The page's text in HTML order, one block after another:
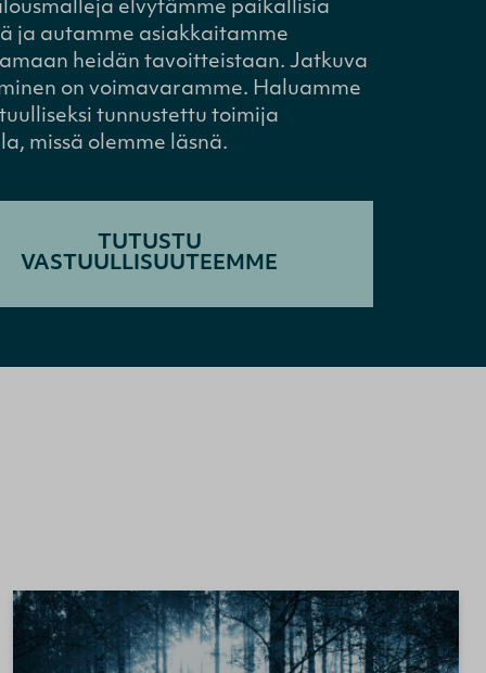
elvytämme paikallisia
ja autamme asiakkaitamme
heidän tavoitteistaan. Jatkuva
on voimavaramme. Haluamme
tunnustettu toimija
missä olemme läsnä.
TUTUSTU
VASTUULLISUUTEEMME